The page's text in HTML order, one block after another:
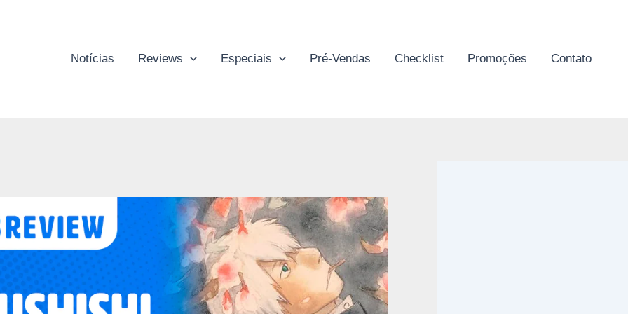
Notícias Reviews Especiais Pré-Vendas Checklist Promoções Contato